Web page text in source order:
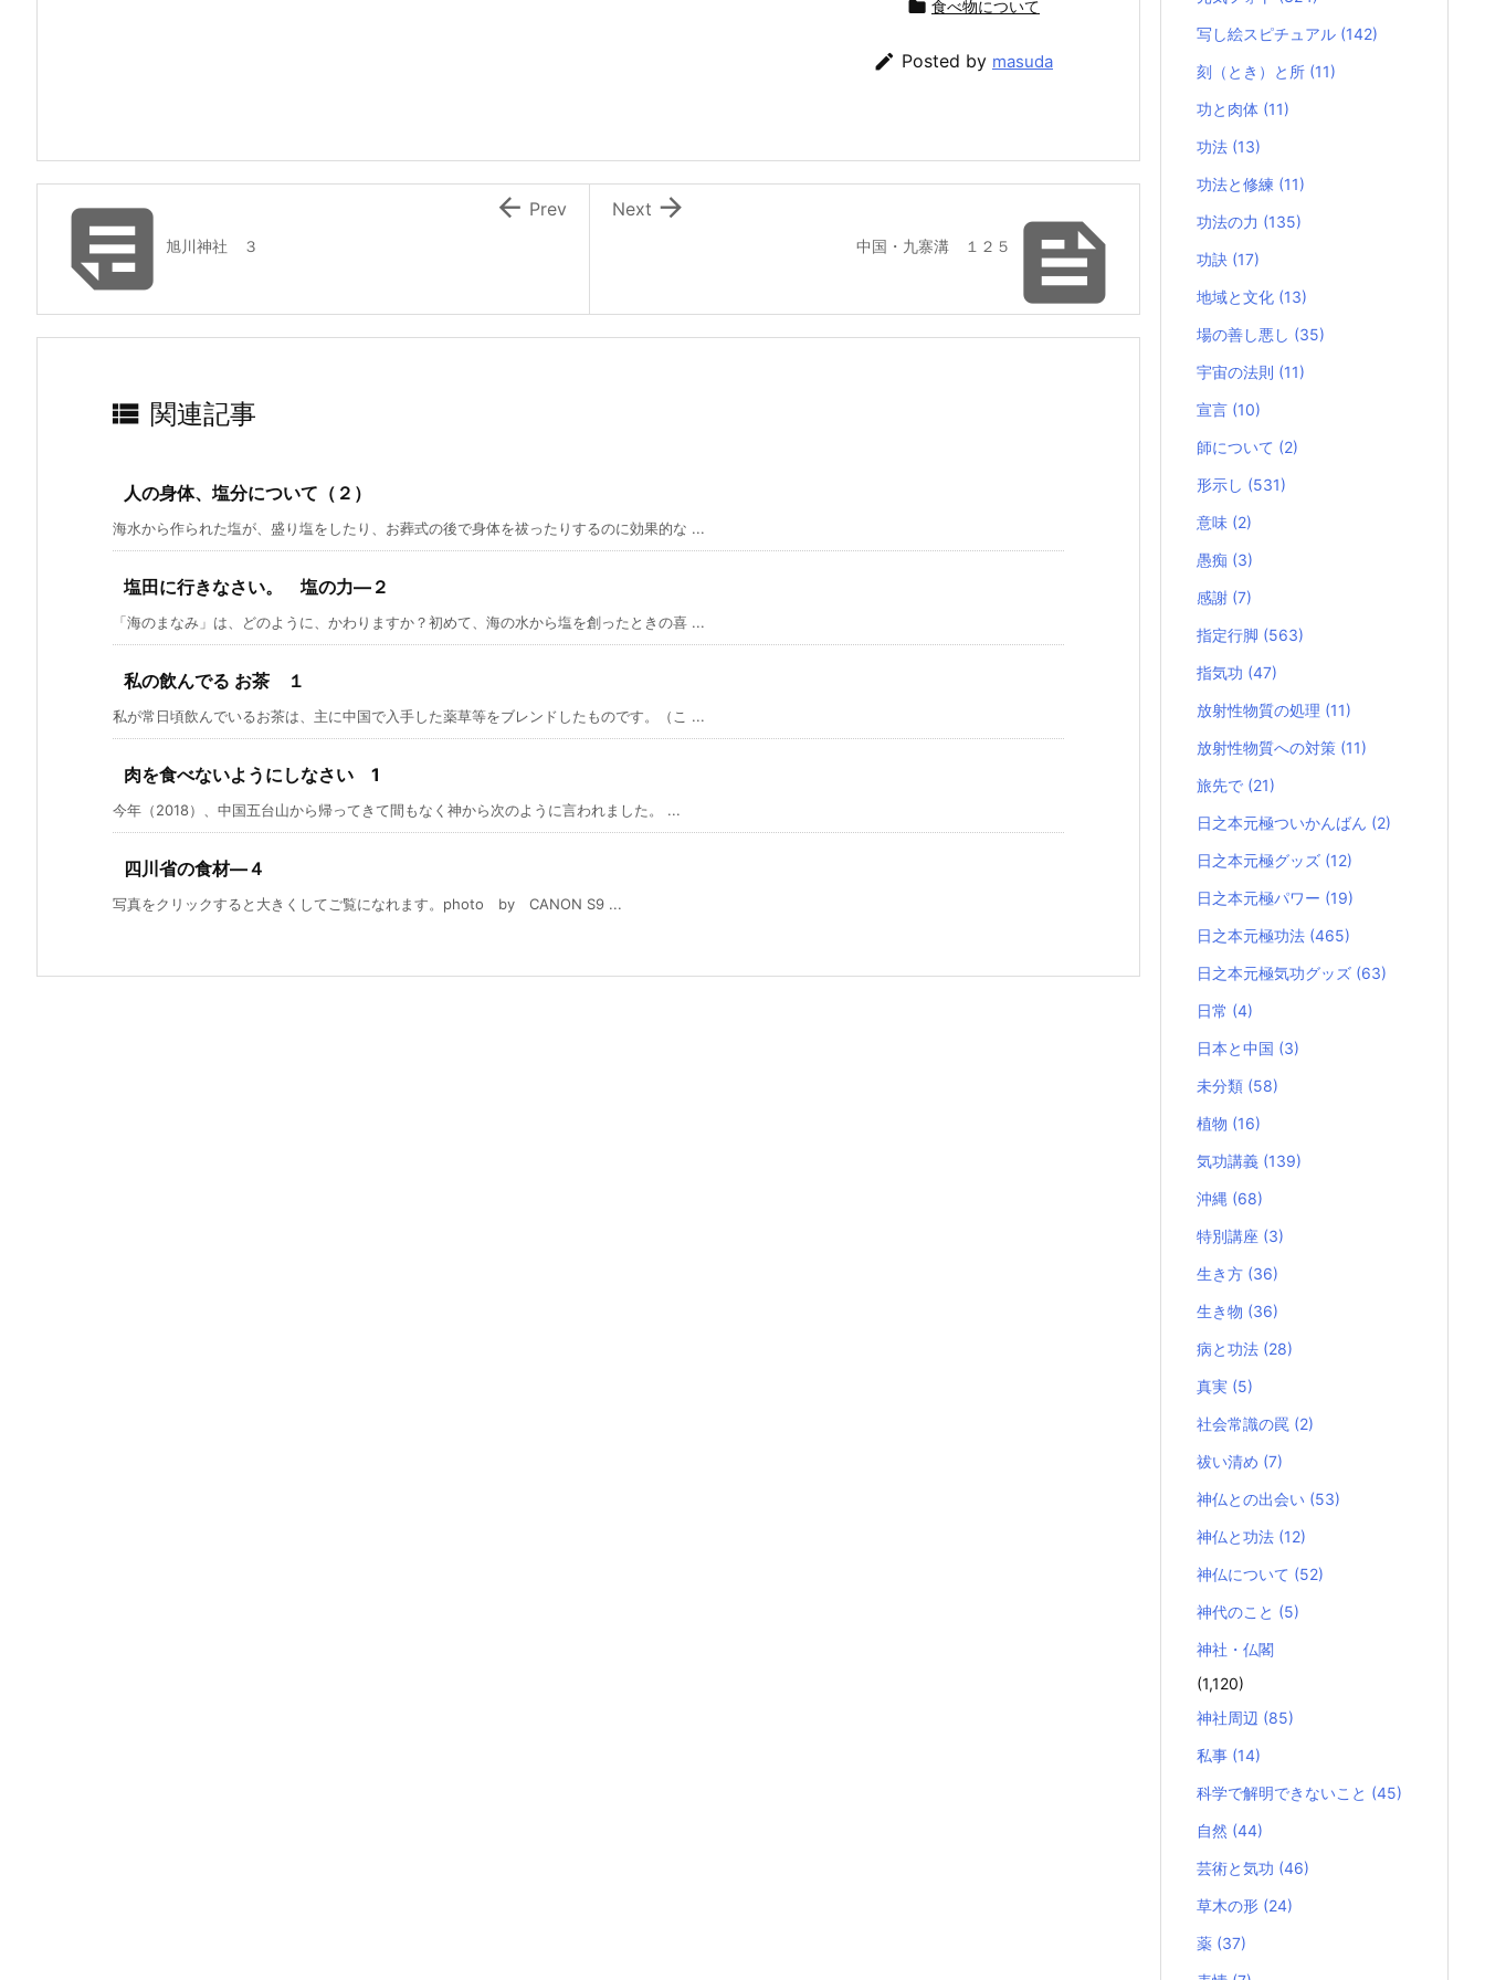
 食べ物について
 Posted by masuda

中国・九寨溝 １２５

Next
旭川神社 ３
 Prev
 関連記事
人の身体、塩分について（２）
海水から作られた塩が、盛り塩をしたり、お葬式の後で身体を祓ったりするのに効果的な ...
塩田に行きなさい。 塩の力―２
「海のまなみ」は、どのように、かわりますか？初めて、海の水から塩を創ったときの喜 ...
私の飲んでる お茶 １
私が常日頃飲んでいるお茶は、主に中国で入手した薬草等をブレンドしたものです。（こ ...
肉を食べないようにしなさい 1
今年（2018）、中国五台山から帰ってきて間もなく神から次のように言われました。 ...
四川省の食材―４
写真をクリックすると大きくしてご覧になれます。photo by CANON S9 ...
写し絵スピチュアル (142)
刻（とき）と所 (11)
功と肉体 (11)
功法 (13)
功法と修練 (11)
功法の力 (135)
功訣 (17)
地域と文化 (13)
場の善し悪し (35)
宇宙の法則 (11)
宣言 (10)
師について (2)
形示し (531)
意味 (2)
愚痴 (3)
感謝 (7)
指定行脚 (563)
指気功 (47)
放射性物質の処理 (11)
放射性物質への対策 (11)
旅先で (21)
日之本元極ついかんばん (2)
日之本元極グッズ (12)
日之本元極パワー (19)
日之本元極功法 (465)
日之本元極気功グッズ (63)
日常 (4)
日本と中国 (3)
未分類 (58)
植物 (16)
気功講義 (139)
沖縄 (68)
特別講座 (3)
生き方 (36)
生き物 (36)
病と功法 (28)
真実 (5)
社会常識の罠 (2)
祓い清め (7)
神仏との出会い (53)
神仏と功法 (12)
神仏について (52)
神代のこと (5)
神社・仏閣
(1,120)
神社周辺 (85)
私事 (14)
科学で解明できないこと (45)
自然 (44)
芸術と気功 (46)
草木の形 (24)
薬 (37)